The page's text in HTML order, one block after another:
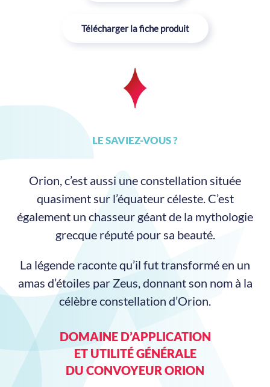
Télécharger la fiche produit
LE SAVIEZ-VOUS ?
Orion, c’est aussi une constellation située
quasiment sur l’équateur céleste. C’est
également un chasseur géant de la mythologie
grecque réputé pour sa beauté.
La légende raconte qu’il fut transformé en un
amas d’étoiles par Zeus, donnant son nom à la
célèbre constellation d’Orion.
DOMAINE D’APPLICATION
ET UTILITÉ GÉNÉRALE
DU CONVOYEUR ORION